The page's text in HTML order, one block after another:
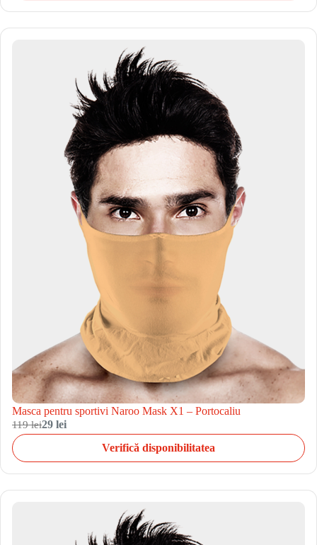
Masca pentru sportivi Naroo Mask X1 – Portocaliu
119 lei29 lei
Verifică disponibilitatea